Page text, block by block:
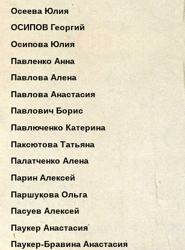
Осеева Юлия
ОСИПОВ Георгий
Осипова Юлия
Павленко Анна
Павлова Алена
Павлова Анастасия
Павлович Борис
Павлюченко Катерина
Паксютова Татьяна
Палатченко Алена
Парин Алексей
Паршукова Ольга
Пасуев Алексей
Паукер Анастасия
Паукер-Бравина Анастасия